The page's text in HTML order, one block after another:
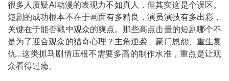
很多人质疑AI动漫的表现力不如真人，但其实这是个误区。
短剧的成功根本不在于画面有多精良，演员演技有多出彩，
关键在于能否戳中观众的爽点。那些高点击量的短剧哪个不
是为了迎合观众的猎奇心理？主角逆袭、豪门恩怨、重生复
仇...这类抓马剧情压根不需要多高的制作水准，重点是让观
众看得过瘾。